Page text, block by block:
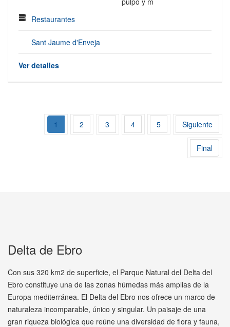
Restaurantes
Sant Jaume d'Enveja
Ver detalles
1 2 3 4 5 Siguiente
Final
Delta de Ebro
Con sus 320 km2 de superficie, el Parque Natural del Delta del
Ebro constituye una de las zonas húmedas más amplias de la
Europa mediterránea. El Delta del Ebro nos ofrece un marco de
naturaleza incomparable, único y singular. Un paisaje de una
gran riqueza biológica que reúne una diversidad de flora y fauna,